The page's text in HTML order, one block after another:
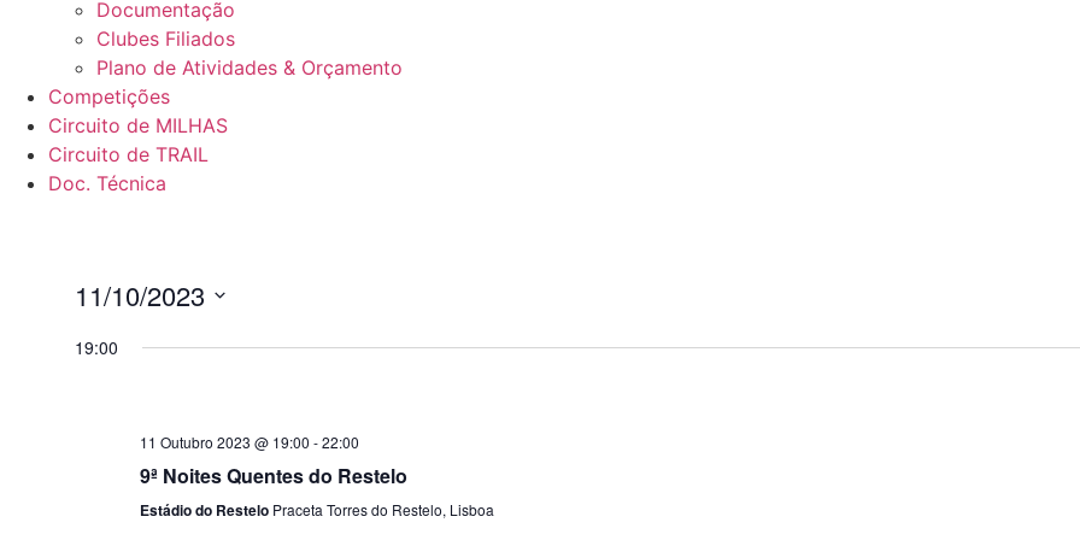
Documentação
Clubes Filiados
Plano de Atividades & Orçamento
Competições
Circuito de MILHAS
Circuito de TRAIL
Doc. Técnica
11/10/2023
data
19:00
11 Outubro 2023 @ 19:00 -22:00
9ª Noites Quentes do Restelo
Estádio do Restelo Praceta Torres do Restelo, Lisboa